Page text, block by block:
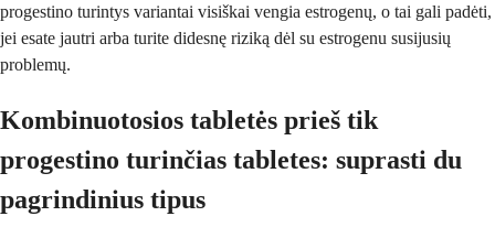
progestino turintys variantai visiškai vengia estrogenų, o tai gali padėti,
jei esate jautri arba turite didesnę riziką dėl su estrogenu susijusių
problemų.
Kombinuotosios tabletės prieš tik
progestino turinčias tabletes: suprasti du
pagrindinius tipus